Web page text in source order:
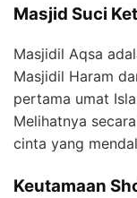
Masjid Suci
Masjidil Aqsa
Masjidil Haram
pertama umat
Melihatnya
cinta yang
Keutamaan